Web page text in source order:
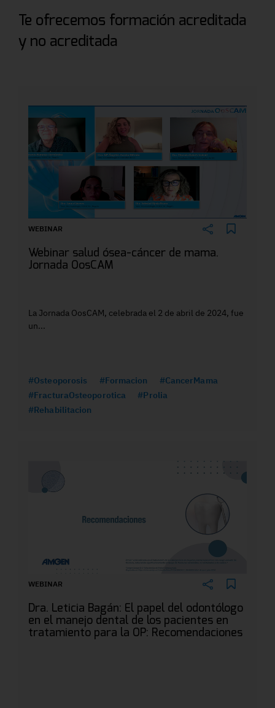
Te ofrecemos formación acreditada
y no acreditada
WEBINAR
Webinar salud ósea-cáncer de mama.
Jornada OosCAM
La Jornada OosCAM, celebrada el 2 de abril de 2024, fue
un...
#Osteoporosis #Formacion
#CancerMama
#FracturaOsteoporotica
#Prolia
#Rehabilitacion
WEBINAR
Dra. Leticia Bagán: El papel del odontólogo
en el manejo dental de los pacientes en
tratamiento para la OP: Recomendaciones